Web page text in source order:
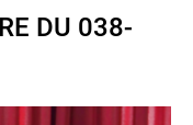
DU 038-